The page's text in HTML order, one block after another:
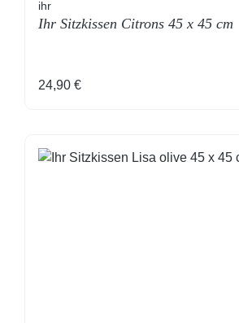
ihr
Ihr Sitzkissen Citrons 45 x 45 cm
Regulärer Preis:
24,90 €